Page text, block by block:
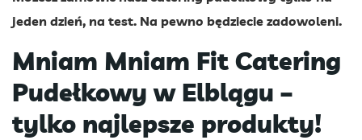
jeden dzień, na test. Na pewno będziecie zadowoleni.
Mniam Mniam Fit Catering
Pudełkowy w Elblągu –
tylko najlepsze produkty!